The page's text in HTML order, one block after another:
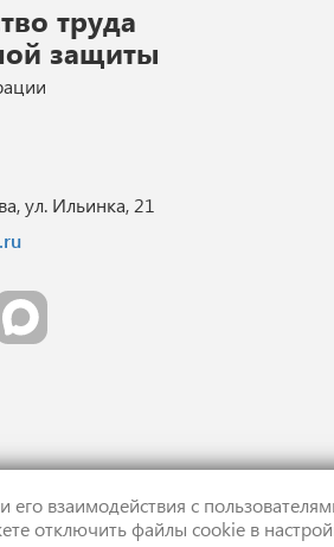
его взаимодействия с
отключить файлы cookie в
труда
защиты
ул. Ильинка, 21